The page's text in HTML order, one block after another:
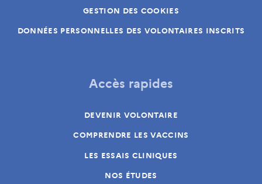
GESTION DES COOKIES
DONNÉES PERSONNELLES DES VOLONTAIRES INSCRITS
Accès rapides
DEVENIR VOLONTAIRE
COMPRENDRE LES VACCINS
LES ESSAIS CLINIQUES
NOS ÉTUDES